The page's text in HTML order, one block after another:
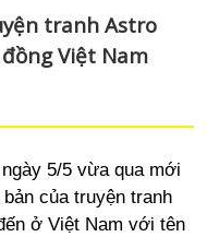
tranh Astro
Việt Nam
5/5 vừa qua mới
của truyện tranh
ở Việt Nam với tên